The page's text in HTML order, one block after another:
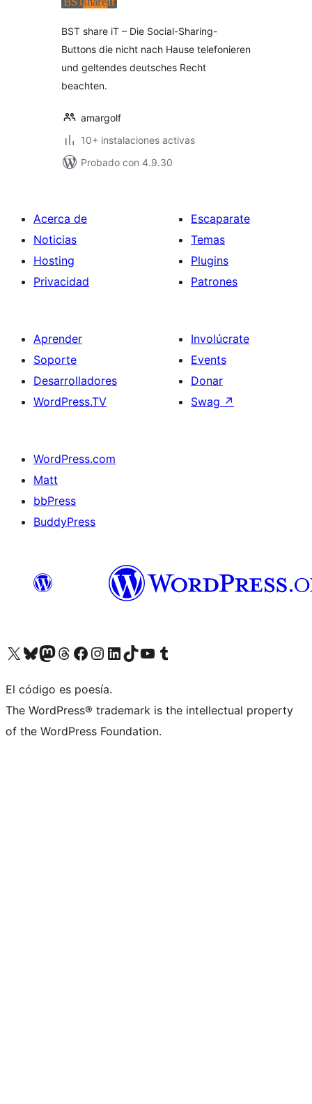
BST share iT – Die Social-Sharing-
Buttons die nicht nach Hause telefonieren
und geltendes deutsches Recht
beachten.
amargolf
10+ instalaciones activas
Probado con 4.9.30
Acerca de
Noticias
Hosting
Privacidad
Escaparate
Temas
Plugins
Patrones
Aprender
Soporte
Desarrolladores
WordPress.TV
Involúcrate
Events
Donar
Swag ↗
WordPress.com
Matt
bbPress
BuddyPress
Visit our X (formerly Twitter) account
Visit our Bluesky account
Visita nuestra cuenta de Twitter
Visit our Threads account
Visita nuestra página de Facebook
Visite nuestra cuenta de Instagram
Visit our LinkedIn account
Visit our TikTok account
Visit our YouTube channel
Visit our Tumblr account
El código es poesía.
The WordPress® trademark is the intellectual property
of the WordPress Foundation.